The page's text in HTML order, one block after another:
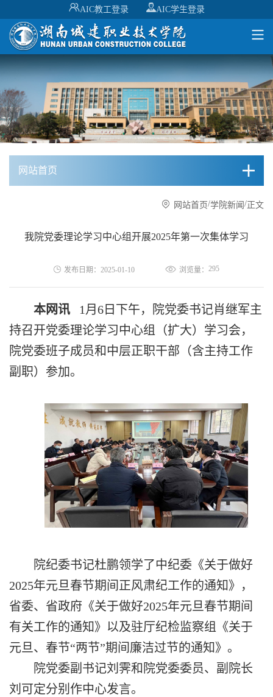
AIC教工登录 AIC学生登录
网站首页
网站首页/学院新闻 /正文
我院党委理论学习中心组开展2025年第一次集体学习
发布日期：2025-01-10 浏览量： 295
本网讯
1月6日下午，院党委书记肖继军主
持召开党委理论学习中心组（扩大）学习会，
院党委班子成员和中层正职干部（含主持工作
副职）参加。
院纪委书记杜鹏领学了中纪委《关于做好
2025年元旦春节期间正风肃纪工作的通知》，
省委、省政府《关于做好2025年元旦春节期间
有关工作的通知》以及驻厅纪检监察组《关于
元旦、春节“两节”期间廉洁过节的通知》。
院党委副书记刘霁和院党委委员、副院长
刘可定分别作中心发言。